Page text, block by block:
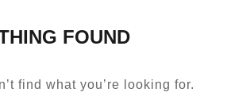
FOUND
find what you’re looking for.